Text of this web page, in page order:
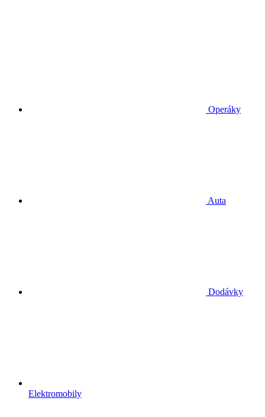
Operáky
Auta
Dodávky
Elektromobily